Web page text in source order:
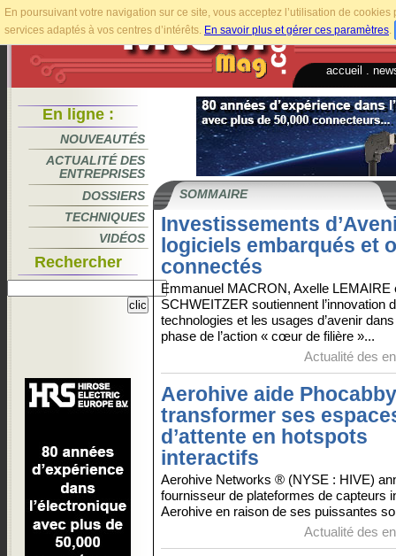
En poursuivant votre navigation sur ce site, vous acceptez l’utilisation de
services adaptés à vos centres d’intérêts. En savoir plus et gérer ces paramètres.
accueil
En ligne :
NOUVEAUTÉS
ACTUALITÉ DES
ENTREPRISES
DOSSIERS
TECHNIQUES
VIDÉOS
Rechercher
SOMMAIRE
Investissements
logiciels embarqués et
connectés
Emmanuel MACRON, Axelle LEMAIRE
SCHWEITZER soutiennent l’innovation
technologies et les usages d’avenir
phase de l’action « cœur de filière »...
Actualité des
Aerohive aide
transformer ses
d’attente en hotspots
interactifs
Aerohive Networks ® (NYSE : HIVE)
fournisseur de plateformes de capteurs
Aerohive en raison de ses puissantes
Actualité des